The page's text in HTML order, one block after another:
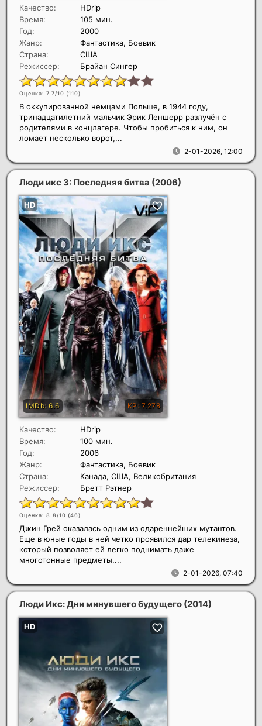
Качество:
HDrip
Время:
105 мин.
Год:
2000
Жанр:
Фантастика, Боевик
Страна:
США
Режиссер:
Брайан Сингер
Оценка: 7.7/10 (110)
2-01-2026, 12:00
В оккупированной немцами Польше, в 1944 году,
тринадцатилетний мальчик Эрик Леншерр разлучён с
родителями в концлагере. Чтобы пробиться к ним, он
ломает несколько ворот,...
Люди икс 3: Последняя битва (2006)
Качество:
HDrip
Время:
100 мин.
Год:
2006
Жанр:
Фантастика, Боевик
Страна:
Канада, США, Великобритания
Режиссер:
Бретт Рэтнер
Оценка: 8.8/10 (46)
2-01-2026, 07:40
Джин Грей оказалась одним из одареннейших мутантов.
Еще в юные годы в ней четко проявился дар телекинеза,
который позволяет ей легко поднимать даже
многотонные предметы....
Люди Икс: Дни минувшего будущего (2014)